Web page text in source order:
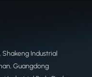
Shakeng Industrial
Guangdong